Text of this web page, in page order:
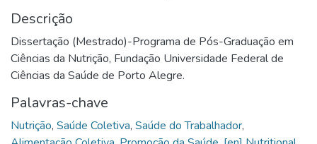
Descrição
Dissertação (Mestrado)-Programa de Pós-Graduação em
Ciências da Nutrição, Fundação Universidade Federal de
Ciências da Saúde de Porto Alegre.
Palavras-chave
Nutrição, Saúde Coletiva, Saúde do Trabalhador,